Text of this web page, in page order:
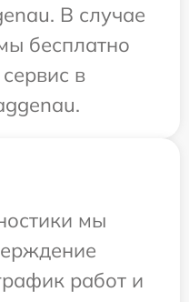
В случае
бесплатно
в
мы
работ и